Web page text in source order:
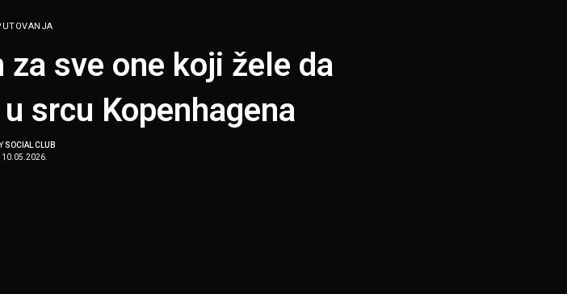
sve one koji žele da
srcu Kopenhagena
SOCIAL CLUB
10.05.2026.